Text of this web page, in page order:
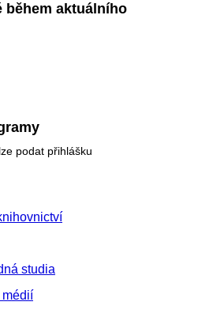
během aktuálního
podat přihlášku
studia
médií